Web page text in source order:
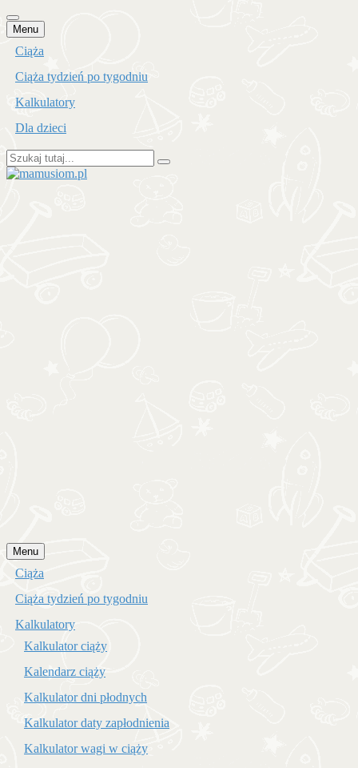
Menu Przejdź
do
Ciąża
Ciąża tydzień po tygodniu
Kalkulatory
Dla dzieci
Szukaj:
Menu Przejdź
do
Ciąża
Ciąża tydzień po tygodniu
Kalkulatory
Kalkulator ciąży
Kalendarz ciąży
Kalkulator dni płodnych
Kalkulator daty zapłodnienia
Kalkulator wagi w ciąży